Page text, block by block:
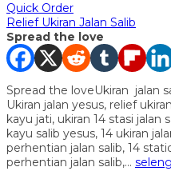
Quick Order
Relief Ukiran Jalan Salib
Spread the love
Spread the loveUkiran jalan
Ukiran jalan yesus, relief
kayu jati, ukiran 14 stasi jalan
kayu salib yesus, 14 ukiran
perhentian jalan salib, 14
perhentian jalan salib,…